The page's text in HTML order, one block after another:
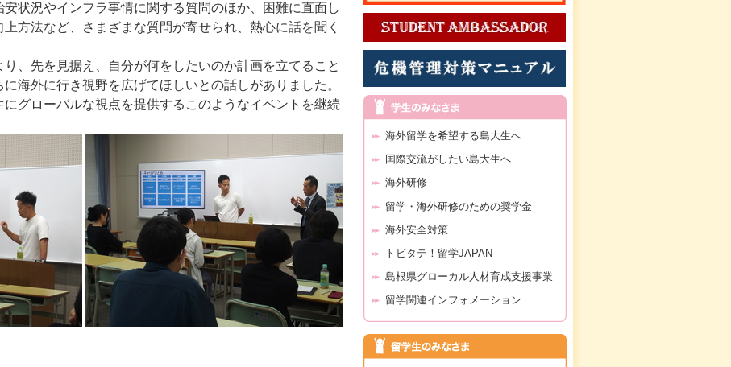
状況やインフラ事情に関する質問のほか、困難に直面し
方法など、さまざまな質問が寄せられ、熱心に話を聞く
、先を見据え、自分が何をしたいのか計画を立てること
海外に行き視野を広げてほしいとの話しがありました。
グローバルな視点を提供するこのようなイベントを継続
海外留学を希望する島大生へ
国際交流がしたい島大生へ
海外研修
留学・海外研修のための奨学金
海外安全対策
トビタテ！留学JAPAN
島根県グローカル人材育成支援事業
留学関連インフォメーション